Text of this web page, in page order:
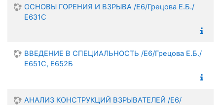
ОСНОВЫ ГОРЕНИЯ И ВЗРЫВА /Е6/Грецова Е.Б./
Е631С
ВВЕДЕНИЕ В СПЕЦИАЛЬНОСТЬ /Е6/Грецова Е.Б./
Е651С, Е652Б
АНАЛИЗ КОНСТРУКЦИЙ ВЗРЫВАТЕЛЕЙ /Е6/